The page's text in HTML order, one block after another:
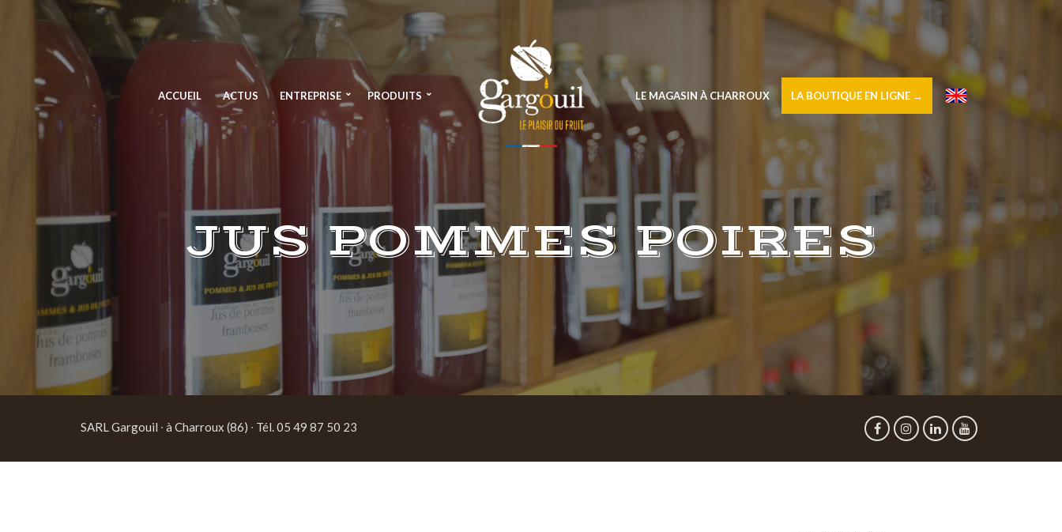
ACCUEIL ACTUS ENTREPRISE PRODUITS LE MAGASIN À CHARROUX LA BOUTIQUE EN LIGNE → –
JUS POMMES POIRES
SARL Gargouil ∙ à Charroux (86) ∙ Tél. 05 49 87 50 23